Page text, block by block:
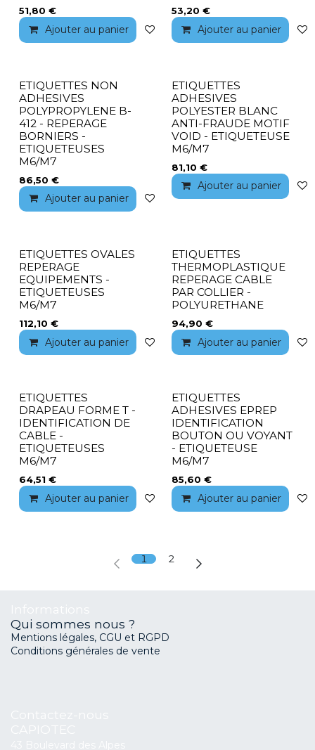
51,80 €
Ajouter au panier Ajouter à la liste de souhaits
53,20 €
Ajouter au panier
ETIQUETTES NON
ADHESIVES
POLYPROPYLENE B-
412 - REPERAGE
BORNIERS -
ETIQUETEUSES
M6/M7
86,50 €
Ajouter au panier Ajouter à la liste de souhaits
ETIQUETTES
ADHESIVES
POLYESTER BLANC
ANTI-FRAUDE MOTIF
VOID - ETIQUETEUSE
M6/M7
81,10 €
Ajouter au panier
ETIQUETTES OVALES
REPERAGE
EQUIPEMENTS -
ETIQUETEUSES
M6/M7
112,10 €
Ajouter au panier Ajouter à la liste de souhaits
ETIQUETTES
THERMOPLASTIQUE
REPERAGE CABLE
PAR COLLIER -
POLYURETHANE
94,90 €
Ajouter au panier
ETIQUETTES
DRAPEAU FORME T -
IDENTIFICATION DE
CABLE -
ETIQUETEUSES
M6/M7
64,51 €
Ajouter au panier Ajouter à la liste de souhaits
ETIQUETTES
ADHESIVES EPREP
IDENTIFICATION
BOUTON OU VOYANT
- ETIQUETEUSE
M6/M7
85,60 €
Ajouter au panier
1 2
Qui sommes nous ?
Mentions légales, CGU et RGPD
Conditions générales de vente